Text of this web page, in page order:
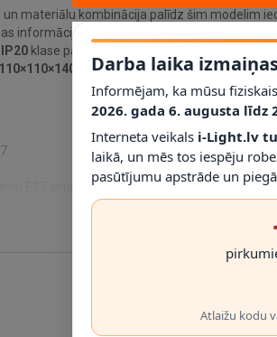
un materiālu kombinācija palīdz šim modelim
informācija norādīta kā
IP20 klase palīdz noteikt, kur gaismekli drīkst
110×110×140 mmļauj pirms montāžas novērtēt
E27 spuldzi)
Darba laika
Informējam, ka mūsu
2026. gada 6. augusta
Interneta veikals i-Light.lv
laikā, un mēs tos iespēju
pasūtījumu apstrāde un
Atlaižu kodu